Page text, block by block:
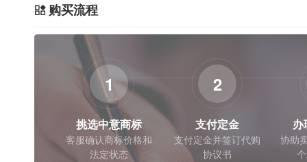
购买流程
1
挑选中意商标
客服确认商标价格和
法定状态
2
支付定金
支付定金并签订代购
协议书
办
协助